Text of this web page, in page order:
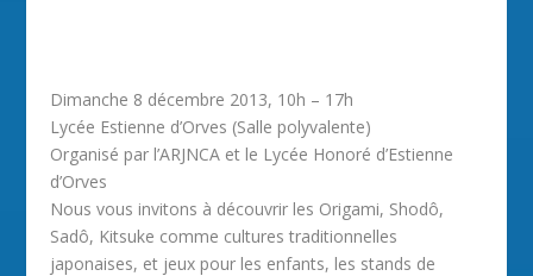
Dimanche 8 décembre 2013, 10h – 17h
Lycée Estienne d’Orves (Salle polyvalente)
Organisé par l’ARJNCA et le Lycée Honoré d’Estienne
d’Orves
Nous vous invitons à découvrir les Origami, Shodô,
Sadô, Kitsuke comme cultures traditionnelles
japonaises, et jeux pour les enfants, les stands de